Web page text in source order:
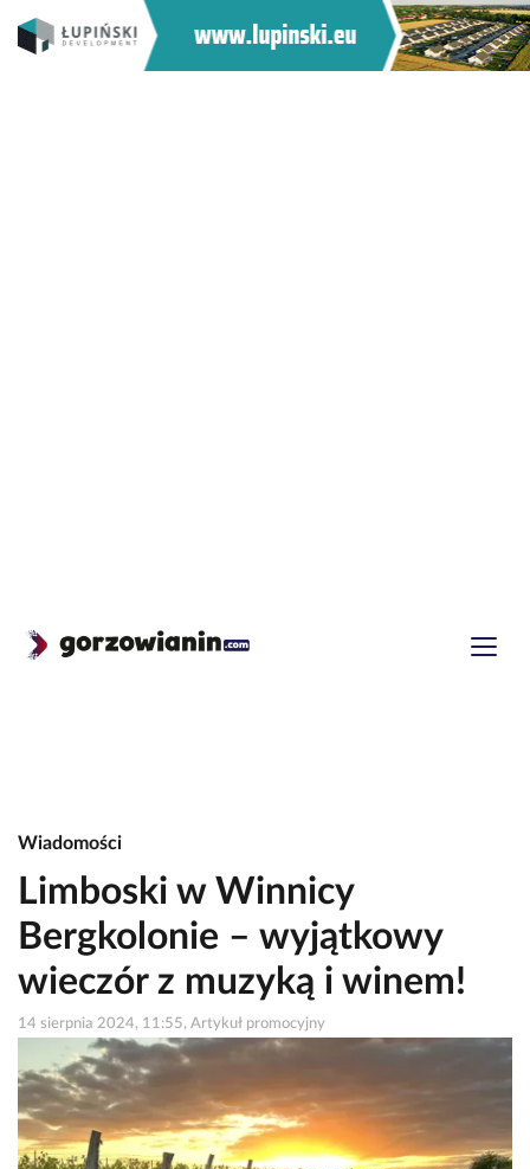
Wiadomości
Limboski w Winnicy
Bergkolonie – wyjątkowy
wieczór z muzyką i winem!
14 sierpnia 2024, 11:55, Artykuł promocyjny